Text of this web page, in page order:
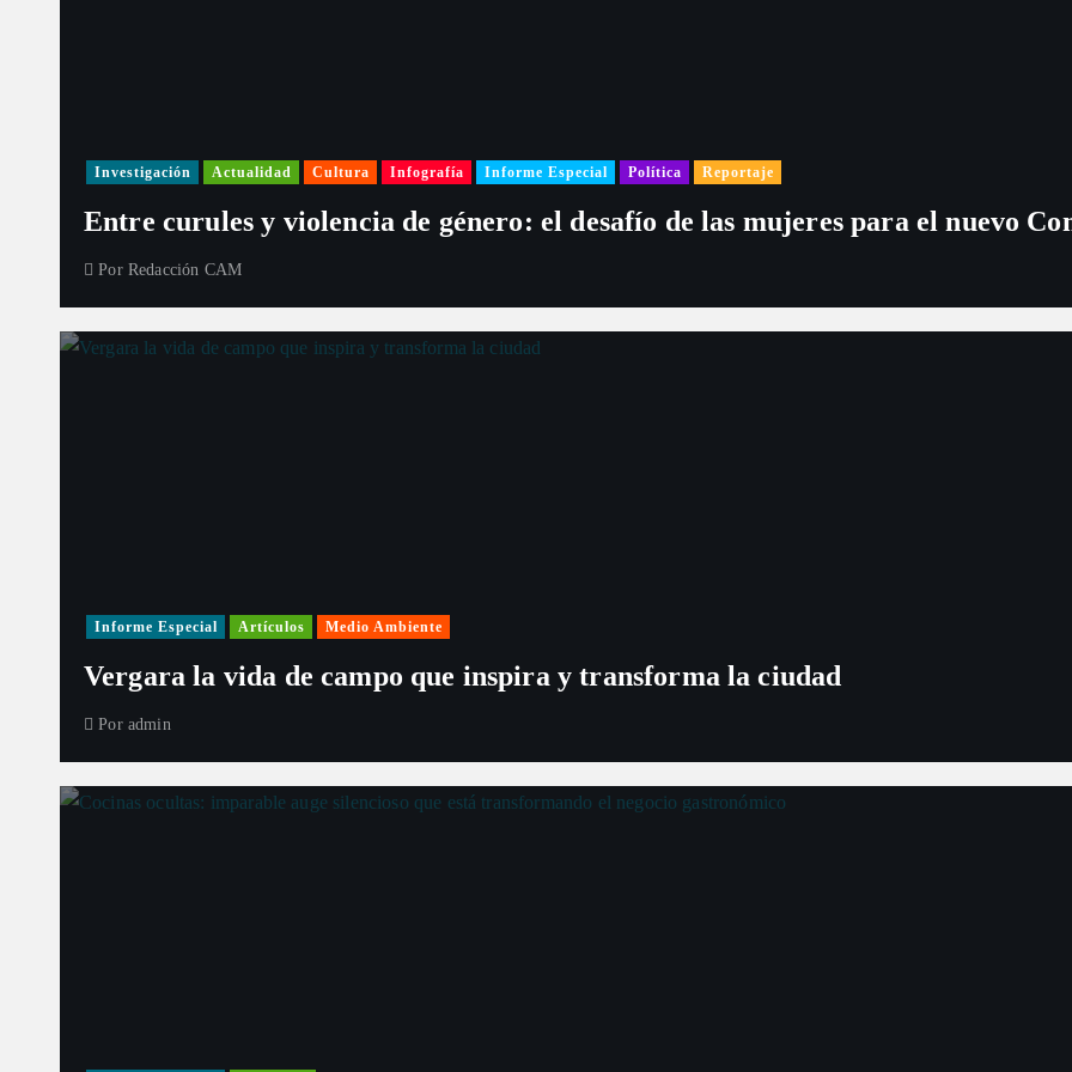
Investigación Actualidad Cultura Infografía Informe Especial Política Reportaje
Entre curules y violencia de género: el desafío de las mujeres para el nuevo
Por Redacción CAM
Informe Especial Artículos Medio Ambiente
Vergara la vida de campo que inspira y transforma la ciudad
Por admin